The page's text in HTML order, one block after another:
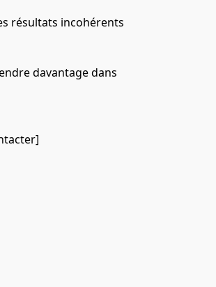
résultats incohérents
davantage dans